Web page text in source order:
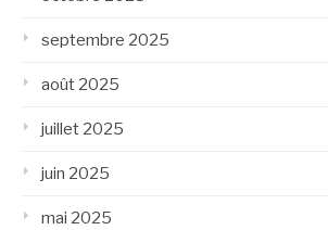
septembre 2025
août 2025
juillet 2025
juin 2025
mai 2025